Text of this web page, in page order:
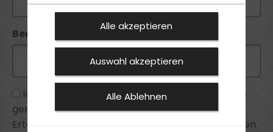
Bemerkung:
Ich habe die Datenschutzhinweise
zur Kenntnis
genommen und bin mit ihnen einverstanden.
Erteilte Einwilligungen kann ich jederzeit widerrufen.
Alle akzeptieren
Auswahl akzeptieren
Alle Ablehnen